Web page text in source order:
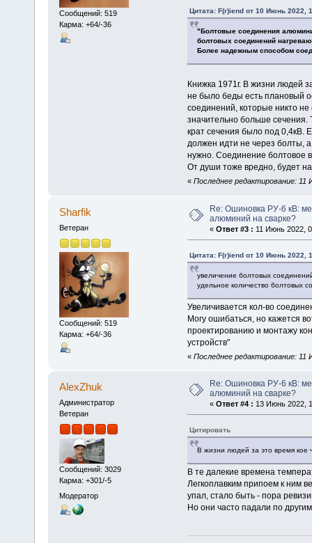
Сообщений: 519
Карма: +64/-36
Цитата: F(r)iend от 10 Июнь 2022,
"Болтовые соединения
болтовых соединений
Более надежным способом
Книжка 1971г. В жизни людей
не было беды есть плановый
соединений, которые никто
значительно больше сечения.
крат сечения было под 0,4кВ.
должен идти не через болты,
нужно. Соединение болтовое
От души тоже вредно, будет
« Последнее редактирование: 11
Sharfik
Ветеран
Сообщений: 519
Карма: +64/-36
Re: Ошиновка РУ-6 кВ:
алюминий на сварке?
« Ответ #3 : 11 Июнь 2022,
Цитата: F(r)iend от 10 Июнь 2022,
увеличение болтовых
удельное количество болтовых
Увеличивается кол-во
Могу ошибаться, но кажется
проектированию и монтажу
устройств"
« Последнее редактирование: 11
AlexZhuk
Администратор
Ветеран
Сообщений: 3029
Карма: +301/-5
Модератор
Re: Ошиновка РУ-6 кВ:
алюминий на сварке?
« Ответ #4 : 13 Июнь 2022,
Цитировать
В жизни людей за это время кое
В те далекие времена
Легкоплавким припоем к ним
упал, стало быть - пора
Но они часто падали по